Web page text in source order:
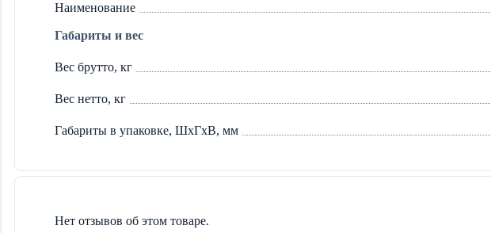
Наименование
Габариты и вес
Вес брутто, кг
Вес нетто, кг
Габариты в упаковке, ШхГхВ, мм
Нет отзывов об этом товаре.